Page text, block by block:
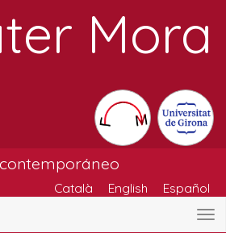
Mora
Català English Español